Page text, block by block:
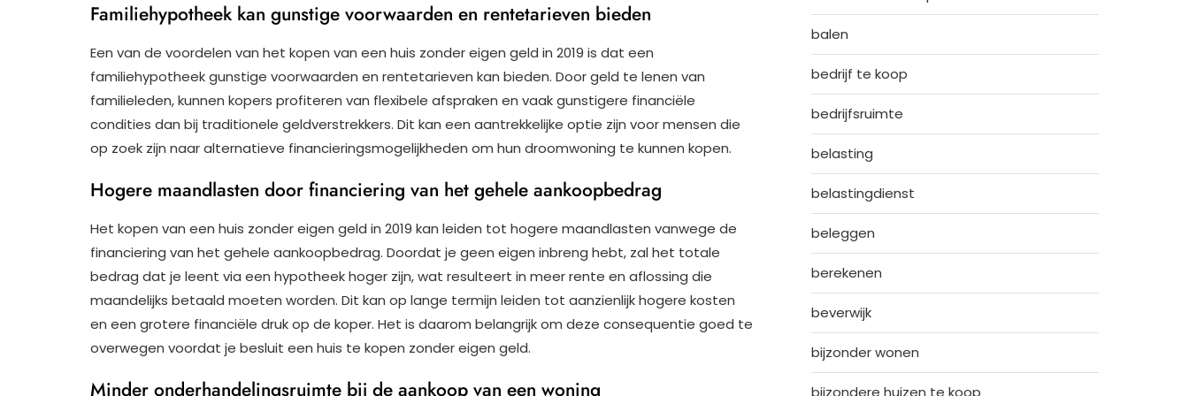
Familiehypotheek kan gunstige voorwaarden en rentetarieven bieden
Een van de voordelen van het kopen van een huis zonder eigen geld in 2019 is dat een
familiehypotheek gunstige voorwaarden en rentetarieven kan bieden. Door geld te lenen van
familieleden, kunnen kopers profiteren van flexibele afspraken en vaak gunstigere financiële
condities dan bij traditionele geldverstrekkers. Dit kan een aantrekkelijke optie zijn voor mensen die
op zoek zijn naar alternatieve financieringsmogelijkheden om hun droomwoning te kunnen kopen.
Hogere maandlasten door financiering van het gehele aankoopbedrag
Het kopen van een huis zonder eigen geld in 2019 kan leiden tot hogere maandlasten vanwege de
financiering van het gehele aankoopbedrag. Doordat je geen eigen inbreng hebt, zal het totale
bedrag dat je leent via een hypotheek hoger zijn, wat resulteert in meer rente en aflossing die
maandelijks betaald moeten worden. Dit kan op lange termijn leiden tot aanzienlijk hogere kosten
en een grotere financiële druk op de koper. Het is daarom belangrijk om deze consequentie goed te
overwegen voordat je besluit een huis te kopen zonder eigen geld.
Minder onderhandelingsruimte bij de aankoop van een woning
balen
bedrijf te koop
bedrijfsruimte
belasting
belastingdienst
beleggen
berekenen
beverwijk
bijzonder wonen
bijzondere huizen te koop